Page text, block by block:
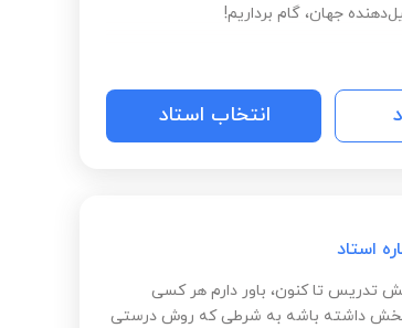
جهان، گام برداریم!
انتخاب استاد
استاد
تدریس تا کنون، باور دارم هر کسی
بخش داشته باشه به شرطی که روش درستی